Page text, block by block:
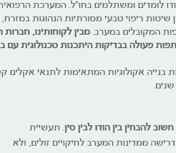
לומדים ומשתלמים בחו"ל. המערכת
ריפוי טבעי מסורתיות הנהוגות במזרח,
המקובלים במערב.מבין לקוחותינו, חברות
פעולה בבדיקות היתכנות טכנולוגית עם
בנייה אקולוגיות המתאימות לתנאי אקלים
שנים.
חשוב להבחין בין הודו לבין סין. תעשיית
ממדינות המערב לחיקויים זולים, ולא